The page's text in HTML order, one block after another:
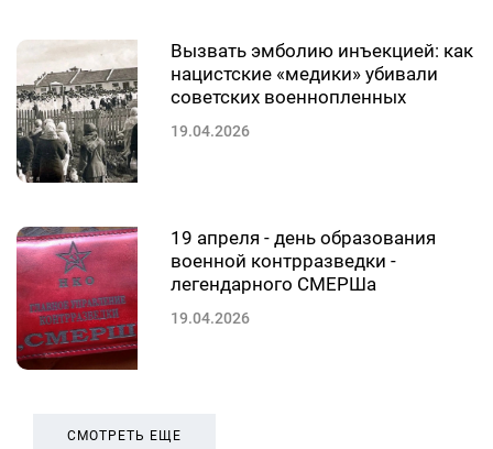
Вызвать эмболию инъекцией: как
нацистские «медики» убивали
советских военнопленных
19.04.2026
19 апреля - день образования
военной контрразведки -
легендарного СМЕРШа
19.04.2026
СМОТРЕТЬ ЕЩЕ